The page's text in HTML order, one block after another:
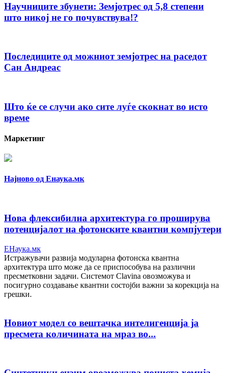
Научниците збунети: Земјотрес од 5,8 степени
што никој не го почувствува!?
Последиците од можниот земјотрес на раседот
Сан Андреас
Што ќе се случи ако сите луѓе скокнат во исто
време
Маркетинг
Најново од Енаука.мк
Нова флексибилна архитектура го проширува
потенцијалот на фотонските квантни компјутери
ЕНаука.мк
Истражувачи развија модуларна фотонска квантна
архитектура што може да се приспособува на различни
пресметковни задачи. Системот Clavina овозможува и
посигурно создавање квантни состојби важни за корекција на
грешки.
Новиот модел со вештачка интелигенција ја
пресмета количината на мраз во...